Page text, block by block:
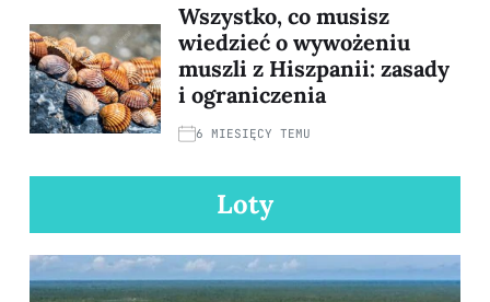
Wszystko, co musisz
wiedzieć o wywożeniu
muszli z Hiszpanii: zasady
i ograniczenia
6 MIESIĘCY TEMU
Loty